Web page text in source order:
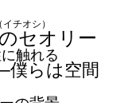
チオシ）
セオリー
触れる
僕らは空間